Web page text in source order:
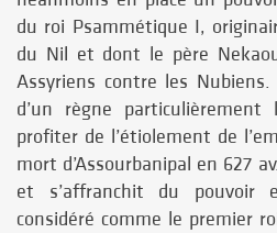
du roi Psammétique I,
du Nil et dont le père
Assyriens contre les
d’un règne
profiter de l’étiolement de
mort d’Assourbanipal en 627
et s’affranchit du
considéré comme le premier